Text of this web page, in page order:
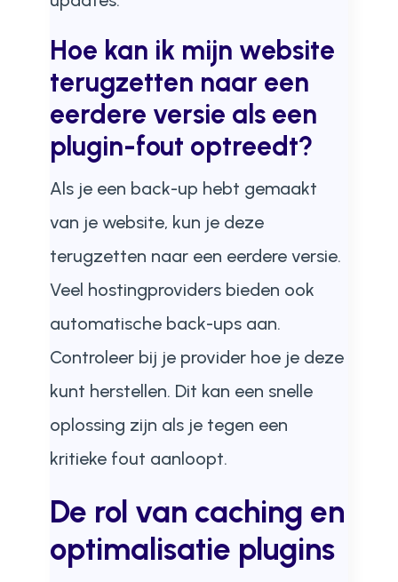
Hoe kan ik mijn website
terugzetten naar een
eerdere versie als een
plugin-fout optreedt?
Als je een back-up hebt gemaakt
van je website, kun je deze
terugzetten naar een eerdere versie.
Veel hostingproviders bieden ook
automatische back-ups aan.
Controleer bij je provider hoe je deze
kunt herstellen. Dit kan een snelle
oplossing zijn als je tegen een
kritieke fout aanloopt.
De rol van caching en
optimalisatie plugins